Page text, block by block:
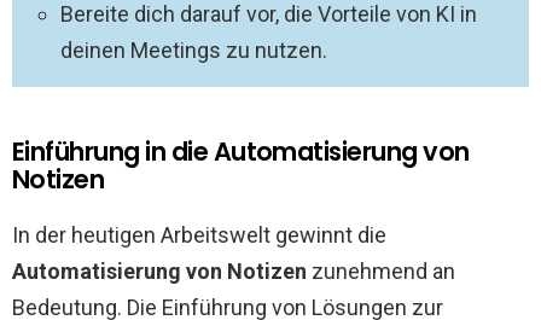
Bereite dich darauf vor, die Vorteile von KI in
deinen Meetings zu nutzen.
Einführung in die Automatisierung von
Notizen
In der heutigen Arbeitswelt gewinnt die
Automatisierung von Notizen zunehmend an
Bedeutung. Die Einführung von Lösungen zur